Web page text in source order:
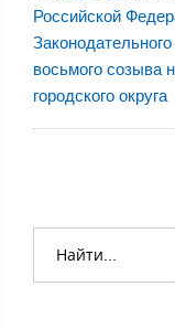
Российской
восьмого созыва
городского округа